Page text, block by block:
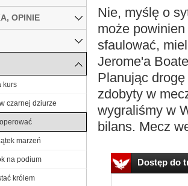
Nie, myślę o
może
sfaulować,
Jerome'a
Planując drogę
zdobyty w
wygraliśmy w
bilans. Mecz
Dostęp do
OPINIE
kurs
czarnej dziurze
marzeń
na podium
królem